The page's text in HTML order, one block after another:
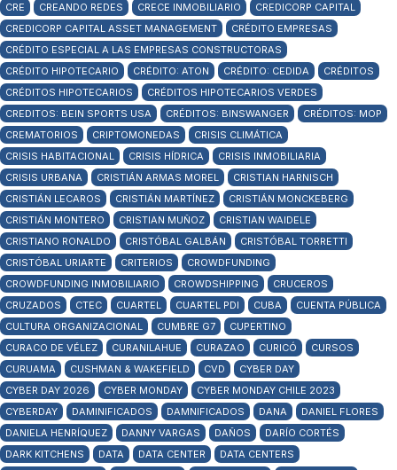
CRE CREANDO REDES CRECE INMOBILIARIO
CREDICORP CAPITAL
CREDICORP CAPITAL ASSET MANAGEMENT
CRÉDITO EMPRESAS
CRÉDITO ESPECIAL A LAS EMPRESAS CONSTRUCTORAS
CRÉDITO HIPOTECARIO
CRÉDITO: ATON CRÉDITO: CEDIDA
CRÉDITOS
CRÉDITOS HIPOTECARIOS
CRÉDITOS HIPOTECARIOS VERDES
CREDITOS: BEIN SPORTS USA
CRÉDITOS: BINSWANGER
CRÉDITOS: MOP
CREMATORIOS
CRIPTOMONEDAS
CRISIS CLIMÁTICA
CRISIS HABITACIONAL
CRISIS HÍDRICA
CRISIS INMOBILIARIA
CRISIS URBANA
CRISTIÁN ARMAS MOREL
CRISTIAN HARNISCH
CRISTIÁN LECAROS
CRISTIÁN MARTÍNEZ
CRISTIÁN MONCKEBERG
CRISTIÁN MONTERO
CRISTIAN MUÑOZ
CRISTIAN WAIDELE
CRISTIANO RONALDO
CRISTÓBAL GALBÁN
CRISTÓBAL TORRETTI
CRISTÓBAL URIARTE
CRITERIOS
CROWDFUNDING
CROWDFUNDING INMOBILIARIO
CROWDSHIPPING
CRUCEROS
CRUZADOS
CTEC CUARTEL CUARTEL PDI CUBA
CUENTA PÚBLICA
CULTURA ORGANIZACIONAL
CUMBRE G7
CUPERTINO
CURACO DE VÉLEZ
CURANILAHUE CURAZAO CURICÓ
CURSOS
CURUAMA
CUSHMAN & WAKEFIELD CVD
CYBER DAY
CYBER DAY 2026
CYBER MONDAY
CYBER MONDAY CHILE 2023
CYBERDAY
DAMINIFICADOS DAMNIFICADOS DANA
DANIEL FLORES
DANIELA HENRÍQUEZ
DANNY VARGAS DAÑOS
DARÍO CORTÉS
DARK KITCHENS
DATA DATA CENTER
DATA CENTERS